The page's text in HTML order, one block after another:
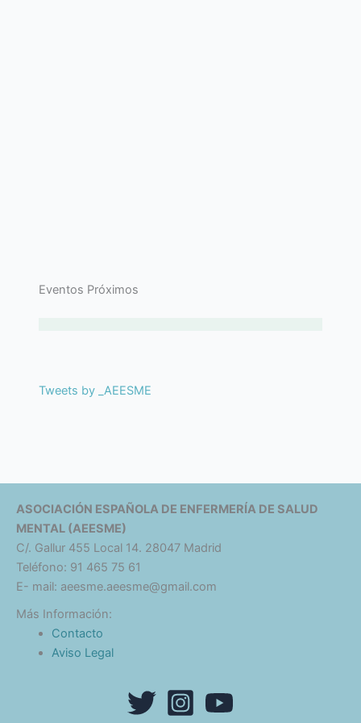
Eventos Próximos
Tweets by _AEESME
ASOCIACIÓN ESPAÑOLA DE ENFERMERÍA DE SALUD
MENTAL (AEESME)
C/. Gallur 455 Local 14. 28047 Madrid
Teléfono: 91 465 75 61
E- mail: aeesme.aeesme@gmail.com
Más Información:
Contacto
Aviso Legal